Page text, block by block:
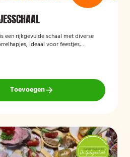
is een rijkgevulde schaal met diverse
ideaal voor feestjes,
lekkernijen die direct
zijn voor gasten die bewust of
Toevoegen